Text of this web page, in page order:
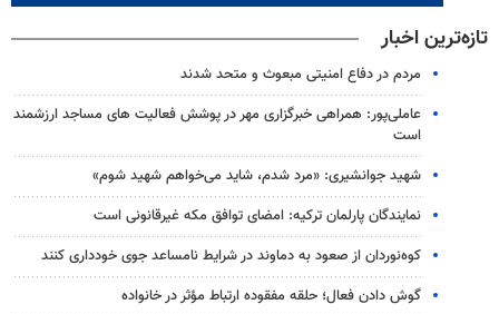
تازه‌ترین اخبار
مردم در دفاع امنیتی مبعوث و متحد شدند
عاملی‌پور: همراهی خبرگزاری مهر در پوشش فعالیت های مساجد ارزشمند
است
شهید جوانشیری: «مرد شدم، شاید می‌خواهم شهید شوم»
نمایندگان پارلمان ترکیه: امضای توافق مکه غیرقانونی است
کوه‌نوردان از صعود به دماوند در شرایط نامساعد جوی خودداری کنند
گوش دادن فعال؛ حلقه مفقوده ارتباط مؤثر در خانواده